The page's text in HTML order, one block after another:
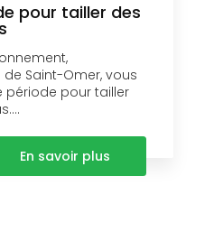
pour tailler des
Saint-Omer, vous
période pour tailler
En savoir plus